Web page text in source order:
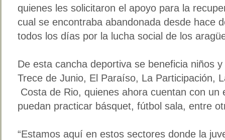
quienes les solicitaron el apoyo para la
cual se encontraba abandonada desde hace
todos los días por la lucha social de los
De esta cancha deportiva se beneficia niños
Trece de Junio, El Paraíso, La Participación,
Costa de Rio, quienes ahora cuentan con un
puedan practicar básquet, fútbol sala, entre
“Estamos aquí en estos sectores donde la